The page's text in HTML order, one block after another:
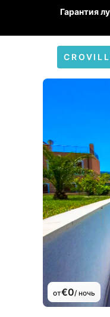
Гарантия
от€0/ ночь